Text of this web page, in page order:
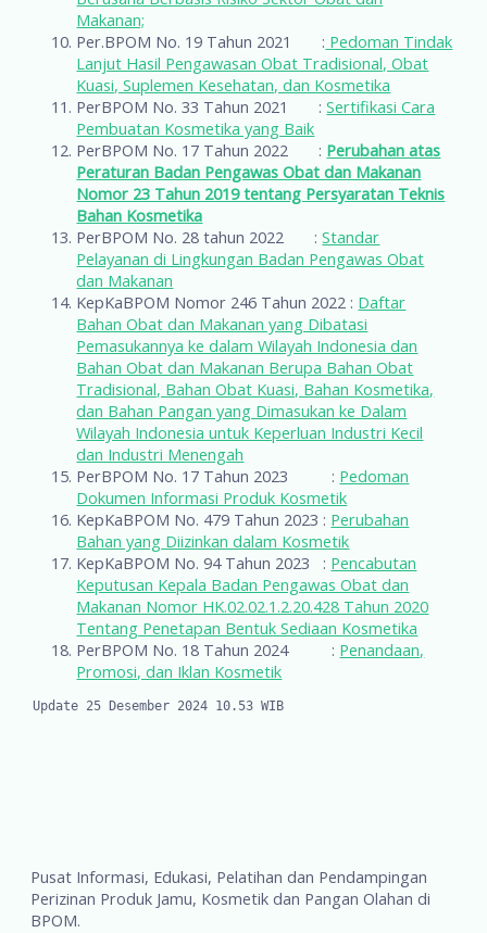
Makanan;
Per.BPOM No. 19 Tahun 2021 : Pedoman Tindak
Lanjut Hasil Pengawasan Obat Tradisional, Obat
Kuasi, Suplemen Kesehatan, dan Kosmetika
PerBPOM No. 33 Tahun 2021 :Sertifikasi Cara
Pembuatan Kosmetika yang Baik
PerBPOM No. 17 Tahun 2022 : Perubahan atas
Peraturan Badan Pengawas Obat dan Makanan
Nomor 23 Tahun 2019 tentang Persyaratan Teknis
Bahan Kosmetika
PerBPOM No. 28 tahun 2022 :Standar
Pelayanan di Lingkungan Badan Pengawas Obat
dan Makanan
KepKaBPOM Nomor 246 Tahun 2022 : Daftar
Bahan Obat dan Makanan yang Dibatasi
Pemasukannya ke dalam Wilayah Indonesia dan
Bahan Obat dan Makanan Berupa Bahan Obat
Tradisional, Bahan Obat Kuasi, Bahan Kosmetika,
dan Bahan Pangan yang Dimasukan ke Dalam
Wilayah Indonesia untuk Keperluan Industri Kecil
dan Industri Menengah
PerBPOM No. 17 Tahun 2023 : Pedoman
Dokumen Informasi Produk Kosmetik
KepKaBPOM No. 479 Tahun 2023 : Perubahan
Bahan yang Diizinkan dalam Kosmetik
KepKaBPOM No. 94 Tahun 2023 : Pencabutan
Keputusan Kepala Badan Pengawas Obat dan
Makanan Nomor HK.02.02.1.2.20.428 Tahun 2020
Tentang Penetapan Bentuk Sediaan Kosmetika
PerBPOM No. 18 Tahun 2024 : Penandaan,
Promosi, dan Iklan Kosmetik
Update 25 Desember 2024 10.53 WIB
Pusat Informasi, Edukasi, Pelatihan dan Pendampingan
Perizinan Produk Jamu, Kosmetik dan Pangan Olahan di
BPOM.